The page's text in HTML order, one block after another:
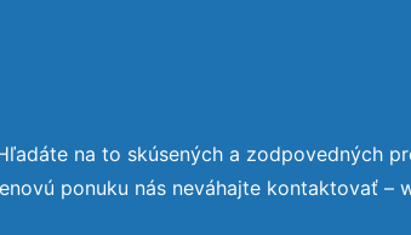
na to skúsených a zodpovedných
ponuku nás neváhajte kontaktovať –